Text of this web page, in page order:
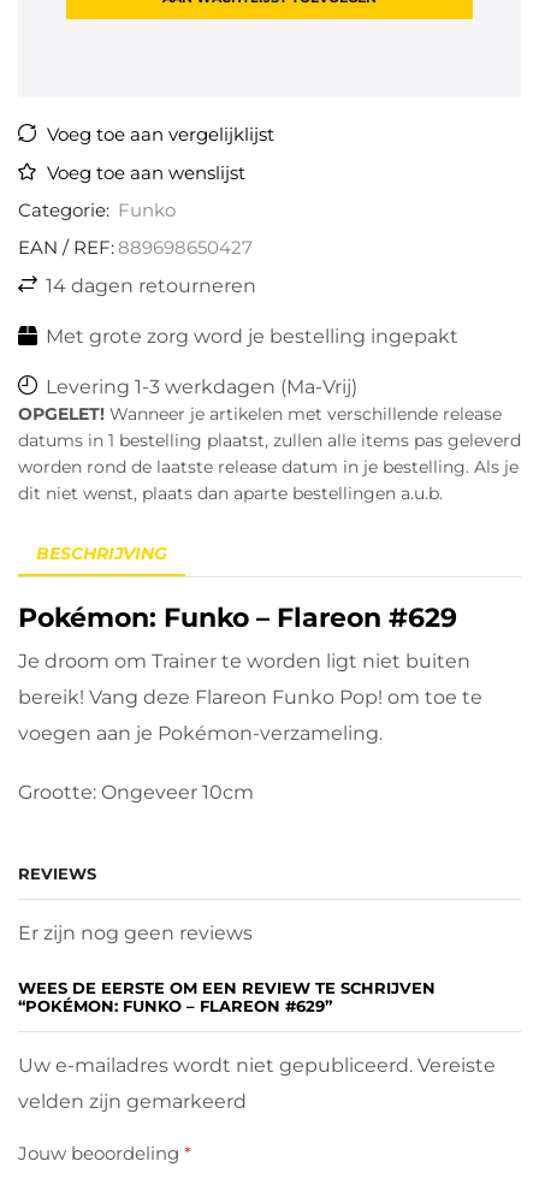
Voeg toe aan vergelijklijst
Voeg toe aan wenslijst
Categorie: Funko
EAN / REF:889698650427
14 dagen retourneren
Met grote zorg word je bestelling ingepakt
Levering 1-3 werkdagen (Ma-Vrij)
OPGELET! Wanneer je artikelen met verschillende release
datums in 1 bestelling plaatst, zullen alle items pas geleverd
worden rond de laatste release datum in je bestelling. Als je
dit niet wenst, plaats dan aparte bestellingen a.u.b.
BESCHRIJVING
Pokémon: Funko – Flareon #629
Je droom om Trainer te worden ligt niet buiten
bereik! Vang deze Flareon Funko Pop! om toe te
voegen aan je Pokémon-verzameling.
Grootte: Ongeveer 10cm
REVIEWS
Er zijn nog geen reviews
WEES DE EERSTE OM EEN REVIEW TE SCHRIJVEN
“POKÉMON: FUNKO – FLAREON #629”
Uw e-mailadres wordt niet gepubliceerd. Vereiste
velden zijn gemarkeerd
Jouw beoordeling *